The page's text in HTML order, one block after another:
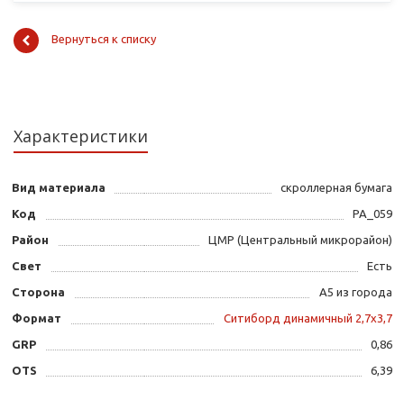
Вернуться к списку
Характеристики
Вид материала скроллерная бумага
Код PA_059
Район ЦМР (Центральный микрорайон)
Свет Есть
Сторона А5 из города
Формат Ситиборд динамичный 2,7х3,7
GRP 0,86
OTS 6,39